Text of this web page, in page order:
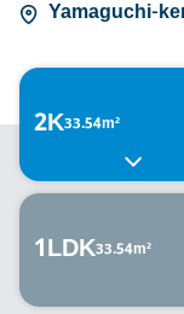
Yamaguchi-
2K33.54m²
1LDK33.54m²